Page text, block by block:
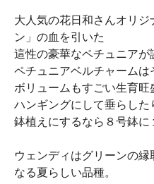
大人気の花日和さんオリ
ン」の血を引いた
這性の豪華なペチュニアが
ペチュニアベルチャームは
ボリュームもすごい生育
ハンギングにして垂らした
鉢植えにするなら８号鉢に
ウェンディはグリーンの
なる夏らしい品種。